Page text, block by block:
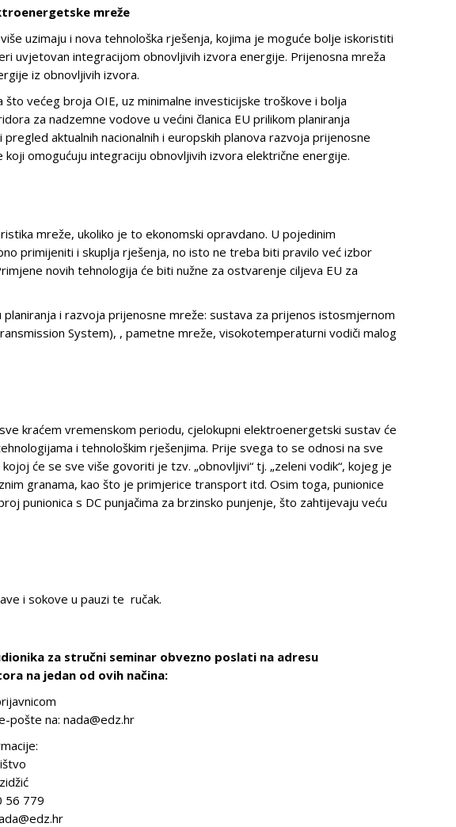
mreže
uzimaju i nova tehnološka rješenja, kojima je moguće bolje iskoristiti
uvjetovan integracijom obnovljivih izvora energije. Prijenosna mreža
iz obnovljivih izvora.
većeg broja OIE, uz minimalne investicijske troškove i bolja
za nadzemne vodove u većini članica EU prilikom planiranja
aktualnih nacionalnih i europskih planova razvoja prijenosne
omogućuju integraciju obnovljivih izvora električne energije.
mreže, ukoliko je to ekonomski opravdano. U pojedinim
primijeniti i skuplja rješenja, no isto ne treba biti pravilo već izbor
novih tehnologija će biti nužne za ostvarenje ciljeva EU za
i razvoja prijenosne mreže: sustava za prijenos istosmjernom
System), , pametne mreže, visokotemperaturni vodiči malog
kraćem vremenskom periodu, cjelokupni elektroenergetski sustav će
i tehnološkim rješenjima. Prije svega to se odnosi na sve
će se sve više govoriti je tzv. „obnovljivi“ tj. „zeleni vodik“, kojeg je
granama, kao što je primjerice transport itd. Osim toga, punionice
punionica s DC punjačima za brzinsko punjenje, što zahtijevaju veću
i sokove u pauzi te ručak.
za stručni seminar obvezno poslati na adresu
na jedan od ovih načina:
pošte na: nada@edz.hr
56 779